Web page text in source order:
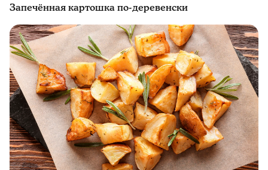
Запечённая картошка по-деревенски